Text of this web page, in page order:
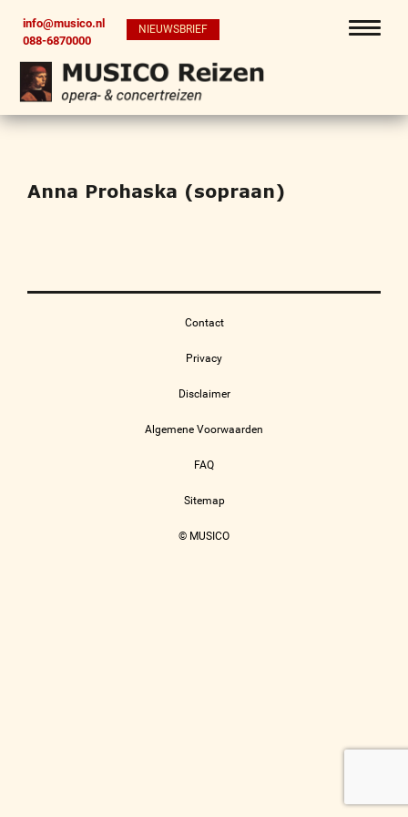
info@musico.nl
088-6870000
NIEUWSBRIEF
Anna Prohaska (sopraan)
Contact
Privacy
Disclaimer
Algemene Voorwaarden
FAQ
Sitemap
© MUSICO